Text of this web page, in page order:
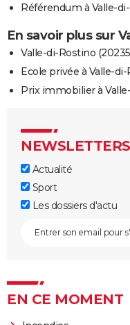
Référendum à Valle-
En savoir plus sur
Valle-di-Rostino
Ecole privée à Valle-
Prix immobilier à
NEWSLETTERS
Actualité
Sport
Les dossiers d'actu
EN CE MOMENT